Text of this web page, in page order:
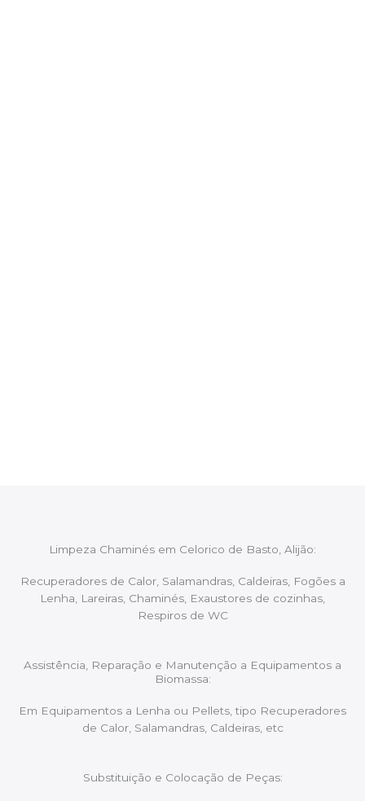
Limpeza Chaminés em Celorico de Basto, Alijão:
Recuperadores de Calor, Salamandras, Caldeiras, Fogões a
Lenha, Lareiras, Chaminés, Exaustores de cozinhas,
Respiros de WC
Assistência, Reparação e Manutenção a Equipamentos a
Biomassa:
Em Equipamentos a Lenha ou Pellets, tipo Recuperadores
de Calor, Salamandras, Caldeiras, etc
Substituição e Colocação de Peças: